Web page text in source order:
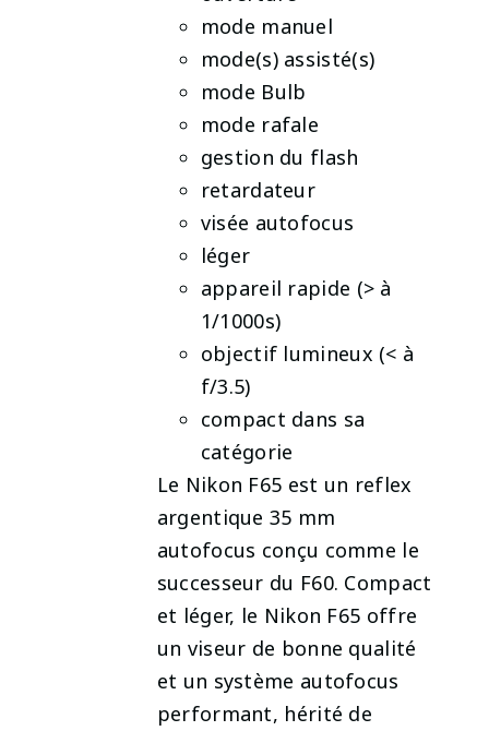
mode manuel
mode(s) assisté(s)
mode Bulb
mode rafale
gestion du flash
retardateur
visée autofocus
léger
appareil rapide (> à
1/1000s)
objectif lumineux (< à
f/3.5)
compact dans sa
catégorie
Le Nikon F65 est un reflex
argentique 35 mm
autofocus conçu comme le
successeur du F60. Compact
et léger, le Nikon F65 offre
un viseur de bonne qualité
et un système autofocus
performant, hérité de